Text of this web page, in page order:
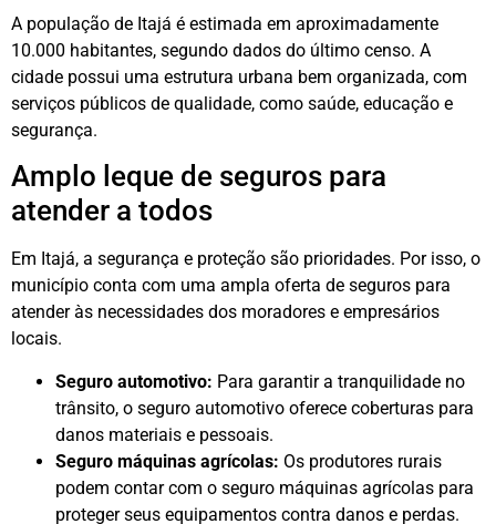
A população de Itajá é estimada em aproximadamente
10.000 habitantes, segundo dados do último censo. A
cidade possui uma estrutura urbana bem organizada, com
serviços públicos de qualidade, como saúde, educação e
segurança.
Amplo leque de seguros para
atender a todos
Em Itajá, a segurança e proteção são prioridades. Por isso, o
município conta com uma ampla oferta de seguros para
atender às necessidades dos moradores e empresários
locais.
Seguro automotivo: Para garantir a tranquilidade no
trânsito, o seguro automotivo oferece coberturas para
danos materiais e pessoais.
Seguro máquinas agrícolas: Os produtores rurais
podem contar com o seguro máquinas agrícolas para
proteger seus equipamentos contra danos e perdas.